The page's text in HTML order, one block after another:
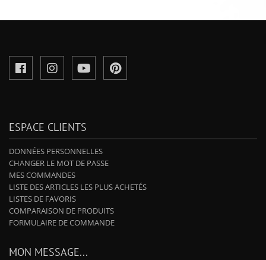
ESPACE CLIENTS
DONNÉES PERSONNELLES
CHANGER LE MOT DE PASSE
MES COMMANDES
LISTE DES ARTICLES LES PLUS ACHETÉS
LISTES DE FAVORIS
COMPARAISON DE PRODUITS
FORMULAIRE DE COMMANDE
MON MESSAGE...